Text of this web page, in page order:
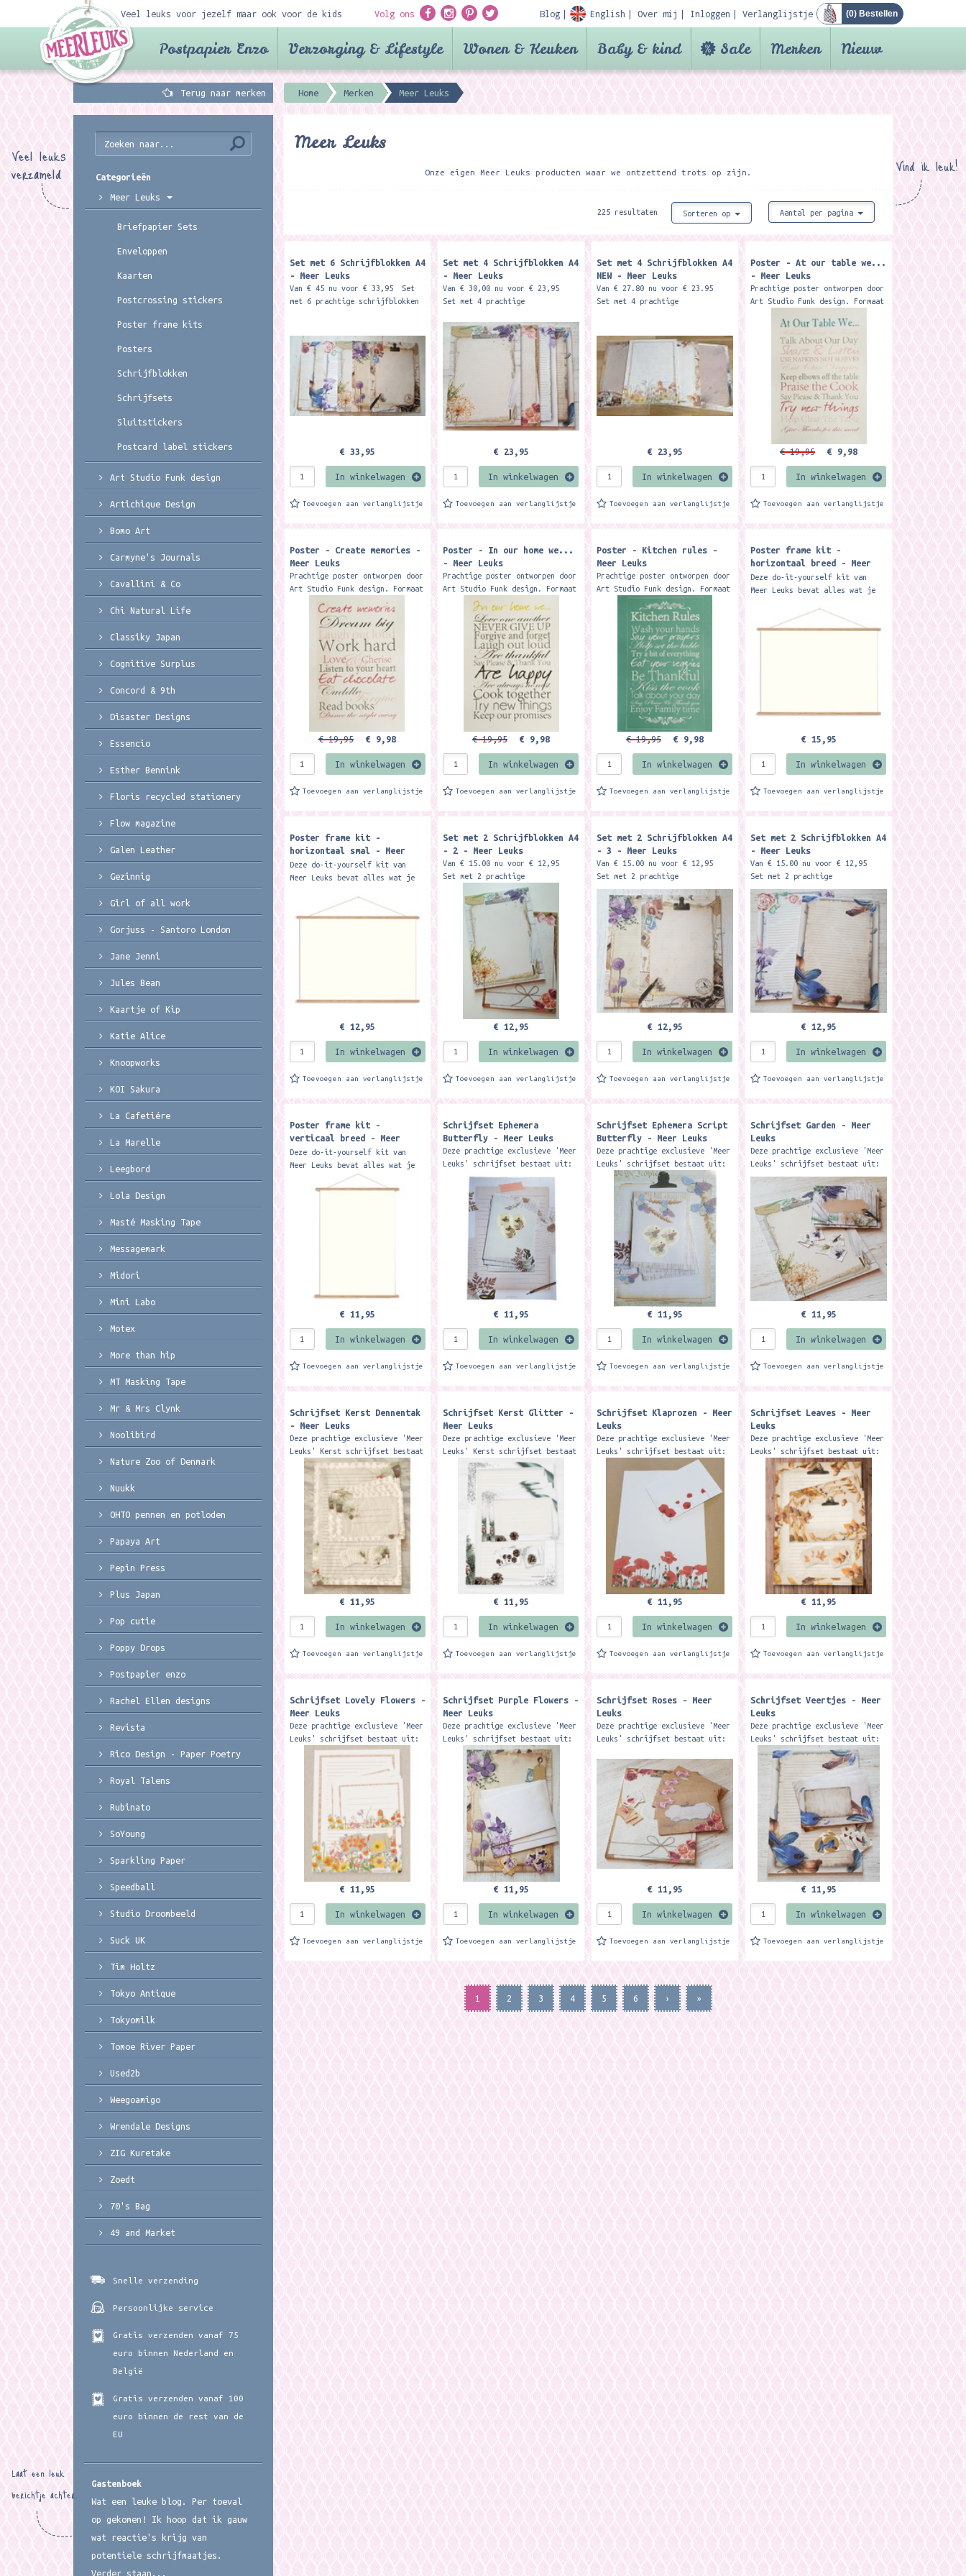
Veel leuks voor jezelf maar ook voor de kids Volg ons Blog English Over mij Inloggen Verlanglijstje (0) Bestellen
Postpapier Enzo Verzorging & Lifestyle Wonen & Keuken Baby & kind Sale Merken Nieuw
Terug naar merken Home Merken Meer Leuks
Vind ik leuk!
Meer Leuks
Onze eigen Meer Leuks producten waar we ontzettend trots op zijn.
225 resultaten Sorteren op Aantal per pagina
Set met 6 Schrijfblokken A4
- Meer Leuks
Van € 45 nu voor € 33,95 Set
met 6 prachtige schrijfblokken
€ 33,95
In winkelwagen
Toevoegen aan verlanglijstje
Set met 4 Schrijfblokken A4
- Meer Leuks
Van € 30,00 nu voor € 23,95
Set met 4 prachtige
elk 50 vellen. De set bestaat
uit de...
€ 23,95
In winkelwagen
Toevoegen aan verlanglijstje
Set met 4 Schrijfblokken A4
NEW - Meer Leuks
Van € 27.80 nu voor € 23.95
Set met 4 prachtige
uit de schrijfblokken...
€ 23,95
In winkelwagen
Toevoegen aan verlanglijstje
Poster - At our table we...
- Meer Leuks
Prachtige poster ontworpen door
Art Studio Funk design. Formaat
exclusief verkrijgbaar bij Meer
Leuks Merk: Meer Leuks...
€ 19,95 € 9,98
In winkelwagen
Toevoegen aan verlanglijstje
Poster - Create memories -
Meer Leuks
Prachtige poster ontworpen door
Art Studio Funk design. Formaat
40 x 30 cm. Deze poster is
exclusief verkrijgbaar bij Meer
Leuks Merk: Meer Leuks
€ 19,95 € 9,98
In winkelwagen
Toevoegen aan verlanglijstje
Poster - In our home we...
- Meer Leuks
Prachtige poster ontworpen door
Art Studio Funk design. Formaat
40 x 30 cm. Deze poster is
exclusief verkrijgbaar bij Meer
Leuks Merk: Meer Leuks
€ 19,95 € 9,98
In winkelwagen
Toevoegen aan verlanglijstje
Poster - Kitchen rules -
Meer Leuks
Prachtige poster ontworpen door
Art Studio Funk design. Formaat
40 x 30 cm. Deze poster is
exclusief verkrijgbaar bij Meer
Leuks Merk: Meer Leuks
€ 19,95 € 9,98
In winkelwagen
Toevoegen aan verlanglijstje
Poster frame kit -
horizontaal breed - Meer
Leuks
Deze do-it-yourself kit van
Meer Leuks bevat alles wat je
een prachtige uitstraling te
geven. Een makkelijk en...
€ 15,95
In winkelwagen
Toevoegen aan verlanglijstje
Poster frame kit -
horizontaal smal - Meer
Leuks
Deze do-it-yourself kit van
Meer Leuks bevat alles wat je
een prachtige uitstraling te
geven. Een makkelijk en...
€ 12,95
In winkelwagen
Toevoegen aan verlanglijstje
Set met 2 Schrijfblokken A4
- 2 - Meer Leuks
Van € 15.00 nu voor € 12,95
Set met 2 prachtige
schrijfblokken A4 formaat met
elk 50 vellen. De set bestaat
uit de schrijfblokken...
€ 12,95
In winkelwagen
Toevoegen aan verlanglijstje
Set met 2 Schrijfblokken A4
- 3 - Meer Leuks
Van € 15.00 nu voor € 12,95
Set met 2 prachtige
schrijfblokken A4 formaat met
elk 50 vellen. De set bestaat
uit de schrijfblokken...
€ 12,95
In winkelwagen
Toevoegen aan verlanglijstje
Set met 2 Schrijfblokken A4
- Meer Leuks
Van € 15.00 nu voor € 12,95
Set met 2 prachtige
schrijfblokken A4 formaat met
elk 50 vellen. De set bestaat
uit de schrijfblokken...
€ 12,95
In winkelwagen
Toevoegen aan verlanglijstje
Poster frame kit -
verticaal breed - Meer
Leuks
Deze do-it-yourself kit van
Meer Leuks bevat alles wat je
nodig bent om je poster
een prachtige uitstraling te
€ 11,95
In winkelwagen
Toevoegen aan verlanglijstje
Schrijfset Ephemera
Butterfly - Meer Leuks
Deze prachtige exclusieve 'Meer
Leuks' schrijfset bestaat uit:
1 A4 blok, met 50 vellen
enkelzijdig gelinieerd papier
12 enveloppen 12...
€ 11,95
In winkelwagen
Toevoegen aan verlanglijstje
Schrijfset Ephemera Script
Butterfly - Meer Leuks
Deze prachtige exclusieve 'Meer
Leuks' schrijfset bestaat uit:
1 A4 blok, met 50 vellen
enkelzijdig gelinieerd papier
12 enveloppen 12...
€ 11,95
In winkelwagen
Toevoegen aan verlanglijstje
Schrijfset Garden - Meer
Leuks
Deze prachtige exclusieve 'Meer
Leuks' schrijfset bestaat uit:
1 A4 blok, met 50 vellen
enkelzijdig gelinieerd papier
12 enveloppen 12...
€ 11,95
In winkelwagen
Toevoegen aan verlanglijstje
Schrijfset Kerst Dennentak
- Meer Leuks
Deze prachtige exclusieve 'Meer
Leuks' Kerst schrijfset bestaat
uit: 1 A4 blok, met 50 vellen
enkelzijdig gelinieerd papier
12 enveloppen...
€ 11,95
In winkelwagen
Toevoegen aan verlanglijstje
Schrijfset Kerst Glitter -
Meer Leuks
Deze prachtige exclusieve 'Meer
Leuks' Kerst schrijfset bestaat
uit: 1 A4 blok, met 50 vellen
enkelzijdig gelinieerd papier
12 enveloppen...
€ 11,95
In winkelwagen
Toevoegen aan verlanglijstje
Schrijfset Klaprozen - Meer
Leuks
Deze prachtige exclusieve 'Meer
Leuks' schrijfset bestaat uit:
1 A4 blok, met 50 vellen
enkelzijdig bedrukt 12
bijpassende enveloppen 12...
€ 11,95
In winkelwagen
Toevoegen aan verlanglijstje
Schrijfset Leaves - Meer
Leuks
Deze prachtige exclusieve 'Meer
Leuks' schrijfset bestaat uit:
1 A4 blok, met 50 vellen
enkelzijdig gelinieerd papier
12 enveloppen 12...
€ 11,95
In winkelwagen
Toevoegen aan verlanglijstje
Schrijfset Lovely Flowers -
Meer Leuks
Deze prachtige exclusieve 'Meer
Leuks' schrijfset bestaat uit:
1 A4 blok, met 50 vellen
enkelzijdig gelinieerd papier
12 enveloppen 12...
€ 11,95
In winkelwagen
Toevoegen aan verlanglijstje
Schrijfset Purple Flowers -
Meer Leuks
Deze prachtige exclusieve 'Meer
Leuks' schrijfset bestaat uit:
1 A4 blok, met 50 vellen
enkelzijdig gelinieerd papier
12 enveloppen 12...
€ 11,95
In winkelwagen
Toevoegen aan verlanglijstje
Schrijfset Roses - Meer
Leuks
Deze prachtige exclusieve 'Meer
Leuks' schrijfset bestaat uit:
enkelzijdig gelinieerd papier
12 enveloppen 12...
€ 11,95
In winkelwagen
Toevoegen aan verlanglijstje
Schrijfset Veertjes - Meer
Leuks
Deze prachtige exclusieve 'Meer
Leuks' schrijfset bestaat uit:
1 A4 blok, met 50 vellen
enkelzijdig gelinieerd papier
12 enveloppen 12...
€ 11,95
In winkelwagen
Toevoegen aan verlanglijstje
1 2 3 4 5 6 › »
Veel leuks
verzameld
Categorieën
Meer Leuks
Briefpapier Sets
Enveloppen
Kaarten
Postcrossing stickers
Poster frame kits
Posters
Schrijfblokken
Schrijfsets
Sluitstickers
Postcard label stickers
Art Studio Funk design
Artichique Design
Bomo Art
Carmyne's Journals
Cavallini & Co
Chi Natural Life
Classiky Japan
Cognitive Surplus
Concord & 9th
Disaster Designs
Essencio
Esther Bennink
Floris recycled stationery
Flow magazine
Galen Leather
Gezinnig
Girl of all work
Gorjuss - Santoro London
Jane Jenni
Jules Bean
Kaartje of Kip
Katie Alice
Knoopworks
KOI Sakura
La Cafetiére
La Marelle
Leegbord
Lola Design
Masté Masking Tape
Messagemark
Midori
Mini Labo
Motex
More than hip
MT Masking Tape
Mr & Mrs Clynk
Noolibird
Nature Zoo of Denmark
Nuukk
OHTO pennen en potloden
Papaya Art
Pepin Press
Plus Japan
Pop cutie
Poppy Drops
Postpapier enzo
Rachel Ellen designs
Revista
Rico Design - Paper Poetry
Royal Talens
Rubinato
SoYoung
Sparkling Paper
Speedball
Studio Droombeeld
Suck UK
Tim Holtz
Tokyo Antique
Tokyomilk
Tomoe River Paper
Used2b
Weegoamigo
Wrendale Designs
ZIG Kuretake
Zoedt
70's Bag
49 and Market
Snelle verzending
Persoonlijke service
Gratis verzenden vanaf 75
euro binnen Nederland en
België
Gratis verzenden vanaf 100
euro binnen de rest van de
EU
Gastenboek
Wat een leuke blog. Per toeval
op gekomen! Ik hoop dat ik gauw
wat reactie's krijg van
potentiele schrijfmaatjes.
Verder staan...
Laat een leuk
berichtje achter